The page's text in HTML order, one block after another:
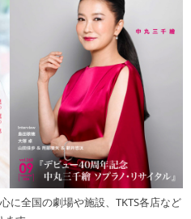
に全国の劇場や施設、TKTS各店など